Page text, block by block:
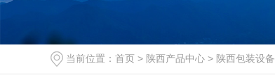
当前位置： 首页 > 陕西产品中心 > 陕西包装设备